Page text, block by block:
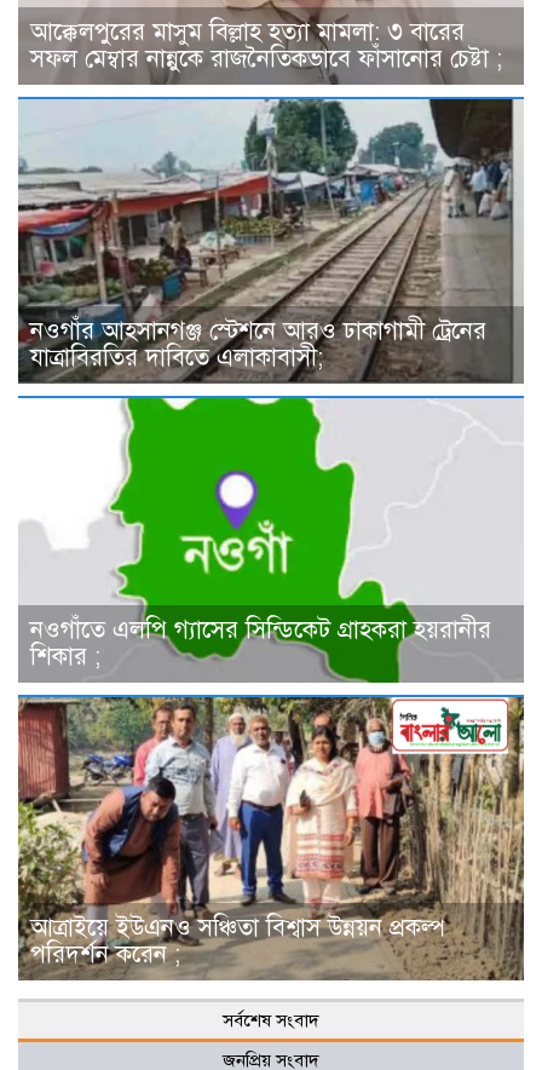
আক্কেলপুরের মাসুম বিল্লাহ হত্যা মামলা: ৩ বারের
সফল মেম্বার নান্নুকে রাজনৈতিকভাবে ফাঁসানোর চেষ্টা ;
নওগাঁর আহসানগঞ্জ স্টেশনে আরও ঢাকাগামী ট্রেনের
যাত্রাবিরতির দাবিতে এলাকাবাসী;
নওগাঁতে এলপি গ্যাসের সিন্ডিকেট গ্রাহকরা হয়রানীর
শিকার ;
আত্রাইয়ে ইউএনও সঞ্চিতা বিশ্বাস উন্নয়ন প্রকল্প
পরিদর্শন করেন ;
সর্বশেষ সংবাদ
জনপ্রিয় সংবাদ